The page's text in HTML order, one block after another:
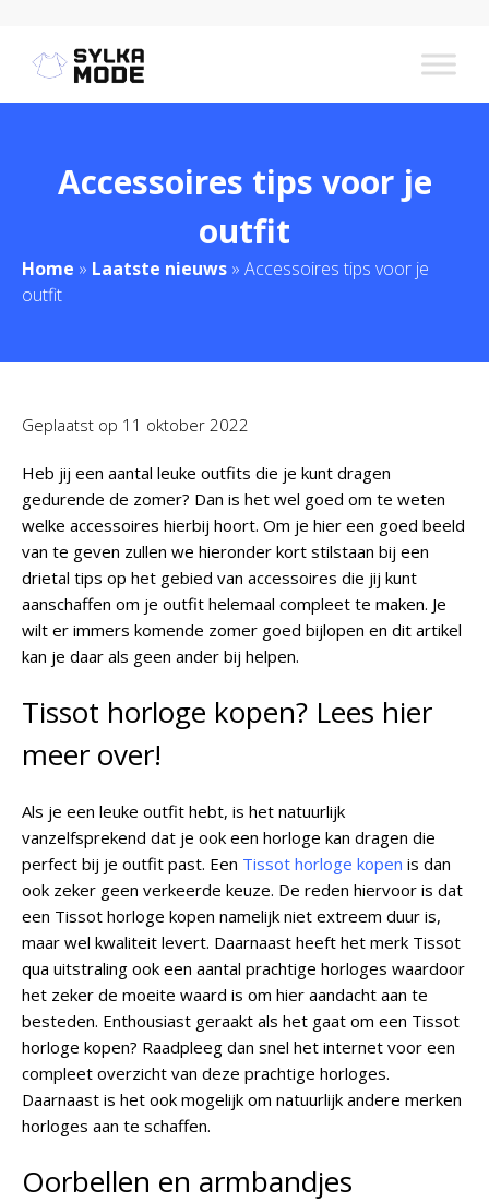
Accessoires tips voor je
outfit
Home » Laatste nieuws » Accessoires tips voor je
outfit
Geplaatst op 11 oktober 2022
Heb jij een aantal leuke outfits die je kunt dragen
gedurende de zomer? Dan is het wel goed om te weten
welke accessoires hierbij hoort. Om je hier een goed beeld
van te geven zullen we hieronder kort stilstaan bij een
drietal tips op het gebied van accessoires die jij kunt
aanschaffen om je outfit helemaal compleet te maken. Je
wilt er immers komende zomer goed bijlopen en dit artikel
kan je daar als geen ander bij helpen.
Tissot horloge kopen? Lees hier
meer over!
Als je een leuke outfit hebt, is het natuurlijk
vanzelfsprekend dat je ook een horloge kan dragen die
perfect bij je outfit past. Een Tissot horloge kopen is dan
ook zeker geen verkeerde keuze. De reden hiervoor is dat
een Tissot horloge kopen namelijk niet extreem duur is,
maar wel kwaliteit levert. Daarnaast heeft het merk Tissot
qua uitstraling ook een aantal prachtige horloges waardoor
het zeker de moeite waard is om hier aandacht aan te
besteden. Enthousiast geraakt als het gaat om een Tissot
horloge kopen? Raadpleeg dan snel het internet voor een
compleet overzicht van deze prachtige horloges.
Daarnaast is het ook mogelijk om natuurlijk andere merken
horloges aan te schaffen.
Oorbellen en armbandjes